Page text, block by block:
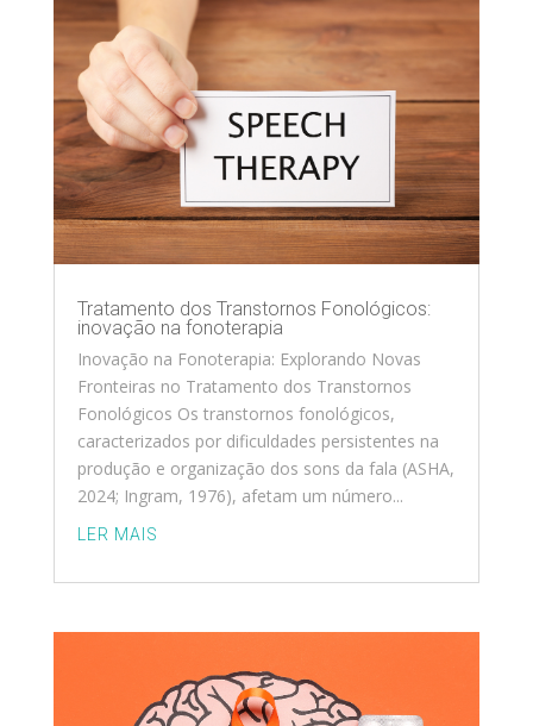
Tratamento dos Transtornos Fonológicos:
inovação na fonoterapia
Inovação na Fonoterapia: Explorando Novas
Fronteiras no Tratamento dos Transtornos
Fonológicos Os transtornos fonológicos,
caracterizados por dificuldades persistentes na
produção e organização dos sons da fala (ASHA,
2024; Ingram, 1976), afetam um número...
LER MAIS